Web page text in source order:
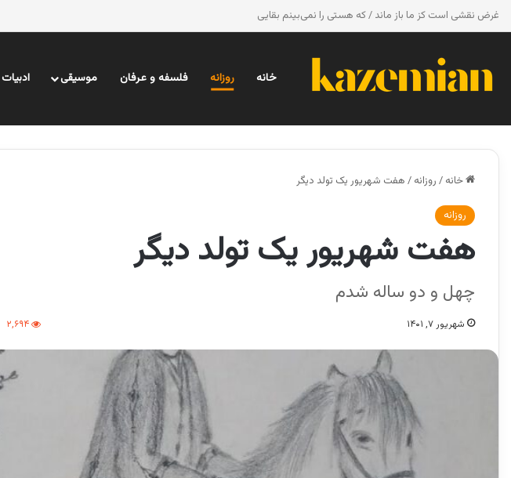
غرض نقشی است کز ما باز ماند / که هستی را نمی‌بینم بقایی
خانه روزانه فلسفه و عرفان موسیقی ادبیات
خانه / روزانه / هفت شهریور یک تولد دیگر
روزانه
هفت شهریور یک تولد دیگر
چهل و دو ساله شدم
شهریور ۷, ۱۴۰۱ ۲,۶۹۴